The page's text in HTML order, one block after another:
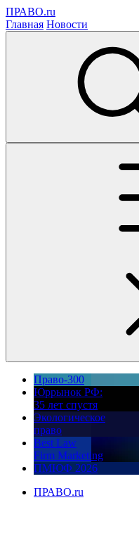
ПРАВО.ru
Главная Новости
Право-300
Юррынок РФ:
35 лет спустя
Экологическое
право
Best Law
Firm Marketing
ПМЮФ 2026
ПРАВО.ru